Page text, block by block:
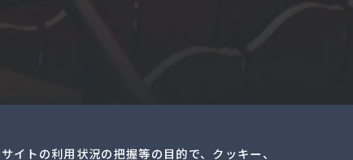
トの利用状況の把握等の目的で、クッキー、
針